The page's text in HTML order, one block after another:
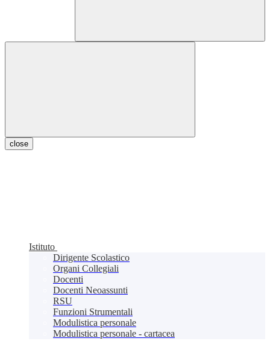
close
Istituto
Dirigente Scolastico
Organi Collegiali
Docenti
Docenti Neoassunti
RSU
Funzioni Strumentali
Modulistica personale
Modulistica personale - cartacea